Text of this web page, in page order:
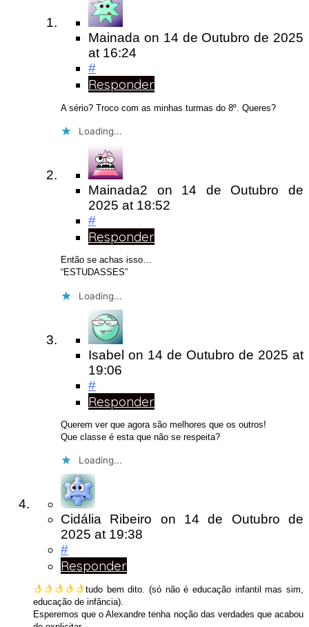
Mainada on 14 de Outubro de 2025
at 16:24
#
Responder
A sério? Troco com as minhas turmas do 8º. Queres?
Loading...
Mainada2 on 14 de Outubro de
2025 at 18:52
#
Responder
Então se achas isso…
“ESTUDASSES”
Loading...
Isabel on 14 de Outubro de 2025 at
19:06
#
Responder
Querem ver que agora são melhores que os outros!
Que classe é esta que não se respeita?
Loading...
Cidália Ribeiro on 14 de Outubro de
2025 at 19:38
#
Responder
tudo bem dito. (só não é educação infantil mas sim,
educação de infância).
Esperemos que o Alexandre tenha noção das verdades que acabou